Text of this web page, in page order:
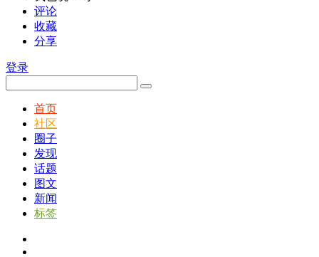
评论
收藏
分享
登录
首页
社区
圈子
发现
话题
图文
新闻
标签